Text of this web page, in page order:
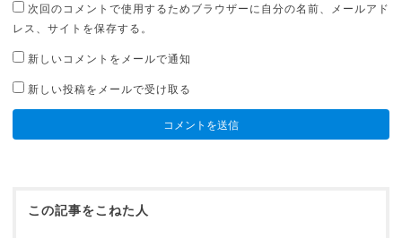
次回のコメントで使用するためブラウザーに自分の名前、メールアド
レス、サイトを保存する。
新しいコメントをメールで通知
新しい投稿をメールで受け取る
この記事をこねた人